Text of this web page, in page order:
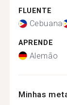
FLUENTE
Cebuana
APRENDE
Alemão
Minhas